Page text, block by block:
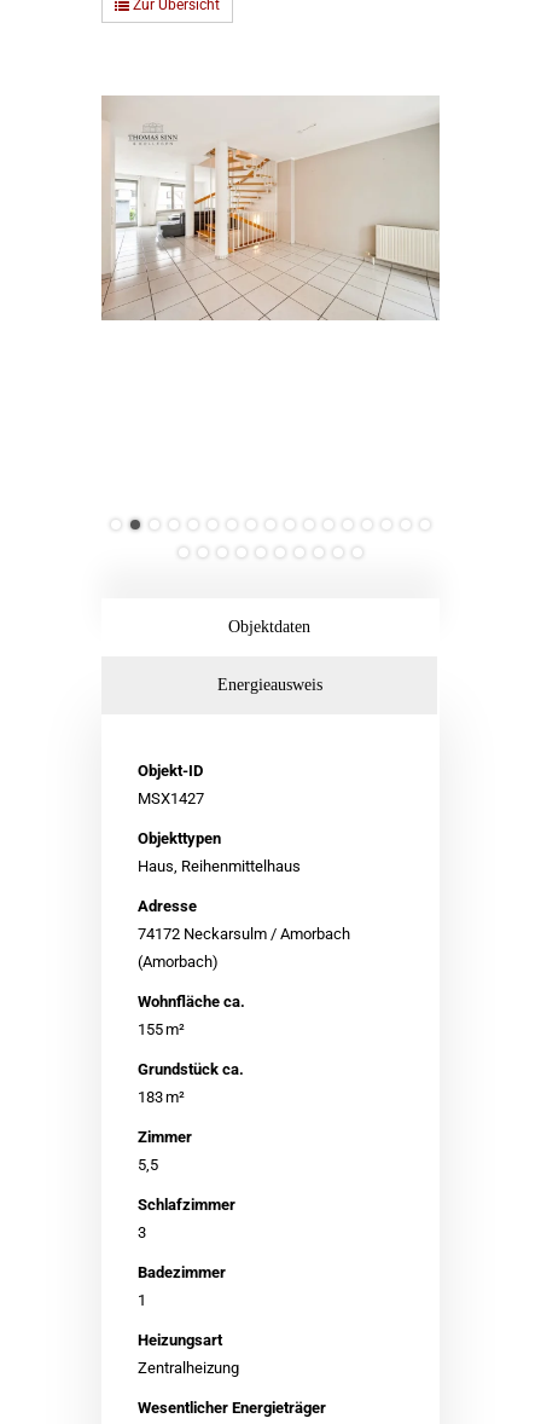
Zur Übersicht
Objektdaten
Energieausweis
Objekt-ID
MSX1427
Objekttypen
Haus, Reihenmittelhaus
Adresse
74172 Neckarsulm / Amorbach
(Amorbach)
Wohnfläche ca.
155 m²
Grund­stück ca.
183 m²
Zimmer
5,5
Schlafzimmer
3
Badezimmer
1
Heizungsart
Zentralheizung
Wesentlicher Energieträger